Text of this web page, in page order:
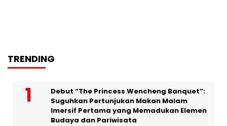
TRENDING
Debut “The Princess Wencheng Banquet”:
Suguhkan Pertunjukan Makan Malam
Imersif Pertama yang Memadukan Elemen
Budaya dan Pariwisata